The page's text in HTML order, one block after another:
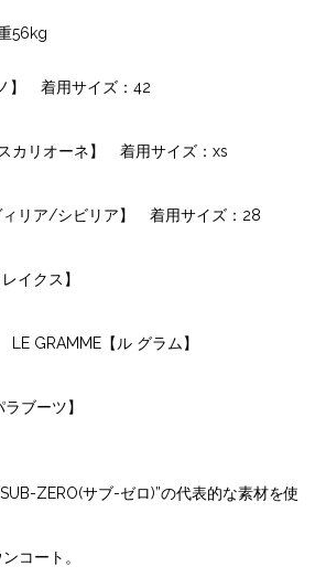
56kg
】
着用サイズ：42
カリオーネ】
着用サイズ：xs
リア/シビリア】
着用サイズ：28
イクス】
LE GRAMME【ル グラム】
ブーツ】
ZERO(サブ-ゼロ)”の代表的な素材を使
コート。